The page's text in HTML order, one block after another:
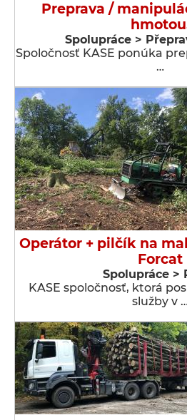
Preprava /
Spolupráce >
Spoločnosť KASE ponúka
…
Operátor + pilčík na
Forcat
Spolupráce >
KASE spoločnosť, ktorá
služby v